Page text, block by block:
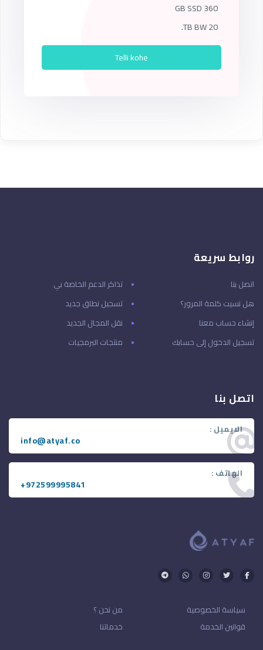
360 GB SSD
20 TB BW.
Telli kohe
روابط سريعة
تذاكر الدعم الخاصة بي
تسجيل نطاق جديد
نقل المجال الجديد
منتجات البرمجيات
اتصل بنا
هل نسيت كلمة المرور؟
إنشاء حساب معنا
تسجيل الدخول إلى حسابك
اتصل بنا
الايميل :
info@atyaf.co
الهاتف :
+972599995841
من نحن ؟
خدماتنا
سياسة الخصوصية
قوانين الخدمة